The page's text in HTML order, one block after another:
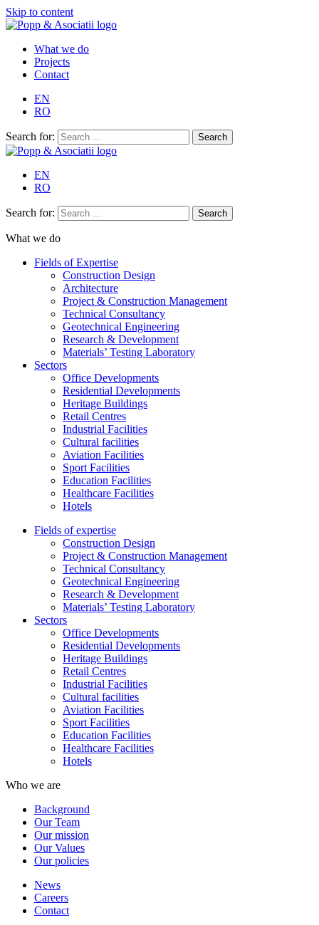
Skip to content
What we do
Projects
Contact
EN
RO
Search for:
EN
RO
Search for:
What we do
Fields of Expertise
Construction Design
Architecture
Project & Construction Management
Technical Consultancy
Geotechnical Engineering
Research & Development
Materials’ Testing Laboratory
Sectors
Office Developments
Residential Developments
Heritage Buildings
Retail Centres
Industrial Facilities
Cultural facilities
Aviation Facilities
Sport Facilities
Education Facilities
Healthcare Facilities
Hotels
Fields of expertise
Construction Design
Project & Construction Management
Technical Consultancy
Geotechnical Engineering
Research & Development
Materials’ Testing Laboratory
Sectors
Office Developments
Residential Developments
Heritage Buildings
Retail Centres
Industrial Facilities
Cultural facilities
Aviation Facilities
Sport Facilities
Education Facilities
Healthcare Facilities
Hotels
Who we are
Background
Our Team
Our mission
Our Values
Our policies
News
Careers
Contact